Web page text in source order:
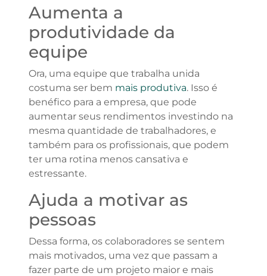
Aumenta a
produtividade da
equipe
Ora, uma equipe que trabalha unida
costuma ser bem mais produtiva. Isso é
benéfico para a empresa, que pode
aumentar seus rendimentos investindo na
mesma quantidade de trabalhadores, e
também para os profissionais, que podem
ter uma rotina menos cansativa e
estressante.
Ajuda a motivar as
pessoas
Dessa forma, os colaboradores se sentem
mais motivados, uma vez que passam a
fazer parte de um projeto maior e mais